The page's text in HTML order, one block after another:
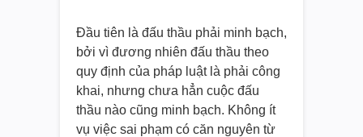
Đầu tiên là đấu thầu phải minh bạch,
bởi vì đương nhiên đấu thầu theo
quy định của pháp luật là phải công
khai, nhưng chưa hẳn cuộc đấu
thầu nào cũng minh bạch. Không ít
vụ việc sai phạm có căn nguyên từ